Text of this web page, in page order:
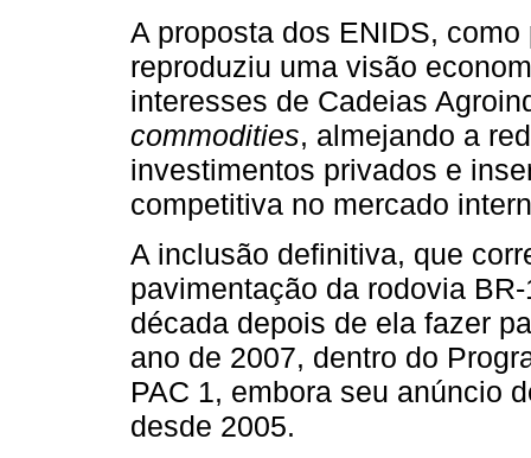
A proposta dos ENIDS,
reproduziu uma visão
interesses de Cadeias
commodities, almejando a
investimentos privados e
competitiva no mercado
A inclusão definitiva, que
pavimentação da rodovia
década depois de ela fazer
ano de 2007, dentro do
PAC 1, embora seu anúncio
desde 2005.